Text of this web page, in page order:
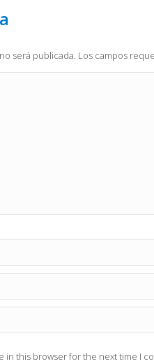
será publicada. Los campos
in this browser for the next time I